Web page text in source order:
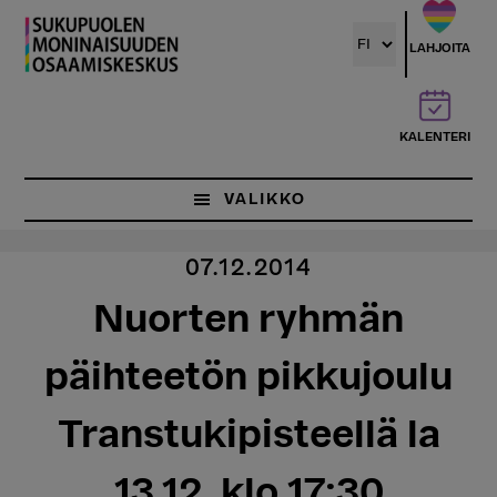
Hyppää
pääsisältöön
LAHJOITA
KALENTERI
VALIKKO
07.12.2014
Nuorten ryhmän
päihteetön pikkujoulu
Transtukipisteellä la